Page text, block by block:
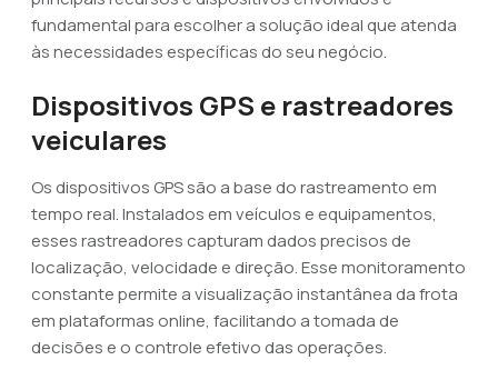
fundamental para escolher a solução ideal que atenda
às necessidades específicas do seu negócio.
Dispositivos GPS e rastreadores
veiculares
Os dispositivos GPS são a base do rastreamento em
tempo real. Instalados em veículos e equipamentos,
esses rastreadores capturam dados precisos de
localização, velocidade e direção. Esse monitoramento
constante permite a visualização instantânea da frota
em plataformas online, facilitando a tomada de
decisões e o controle efetivo das operações.